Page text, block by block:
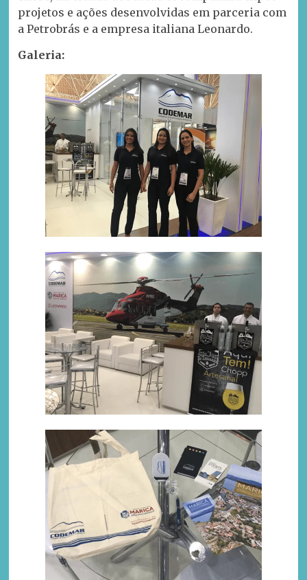
projetos e ações desenvolvidas em parceria com
a Petrobrás e a empresa italiana Leonardo.
Galeria: